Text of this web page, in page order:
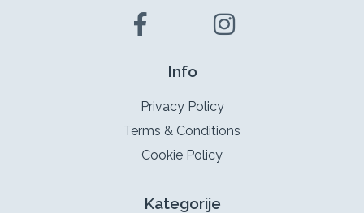
Info
Privacy Policy
Terms & Conditions
Cookie Policy
Kategorije